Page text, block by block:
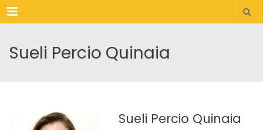
Menu
Sueli Percio Quinaia
Sueli Percio Quinaia